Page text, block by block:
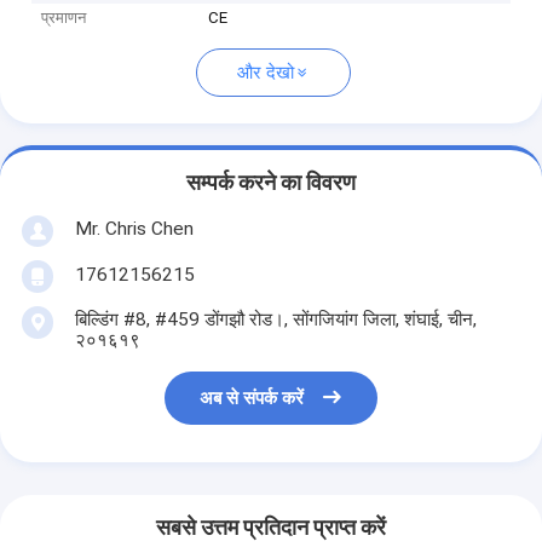
प्रमाणन
CE
और देखो
सम्पर्क करने का विवरण
Mr. Chris Chen
17612156215
बिल्डिंग #8, #459 डोंगझौ रोड।, सोंगजियांग जिला, शंघाई, चीन,
२०१६१९
अब से संपर्क करें
सबसे उत्तम प्रतिदान प्राप्त करें